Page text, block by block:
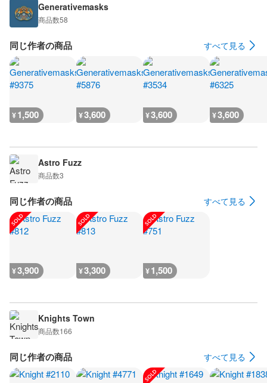
Generativemasks
商品数58
同じ作者の商品 すべて見る
¥1,500 ¥3,600 ¥3,600 ¥3,600
Astro Fuzz
商品数3
同じ作者の商品 すべて見る
¥3,900 ¥3,300 ¥1,500
Knights Town
商品数166
同じ作者の商品 すべて見る